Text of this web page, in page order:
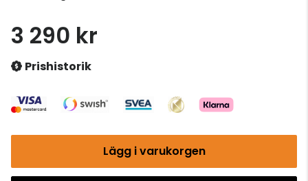
3 290 kr
Prishistorik
Lägg i varukorgen